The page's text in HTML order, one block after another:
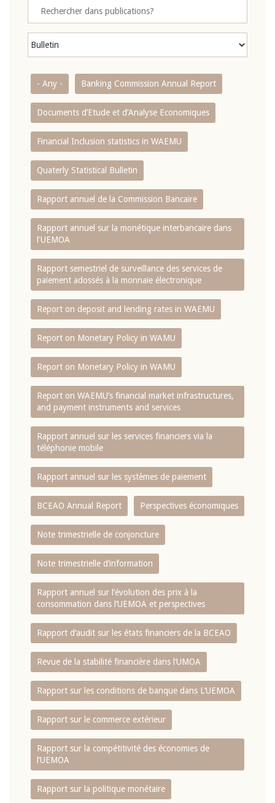
- Any - Banking Commission Annual Report
Documents d’Etude et d’Analyse Economiques
Financial Inclusion statistics in WAEMU
Quaterly Statistical Bulletin
Rapport annuel de la Commission Bancaire
Rapport annuel sur la monétique interbancaire dans
l'UEMOA
Rapport semestriel de surveillance des services de
paiement adossés à la monnaie électronique
Report on deposit and lending rates in WAEMU
Report on Monetary Policy in WAMU
Report on Monetary Policy in WAMU
Report on WAEMU’s financial market infrastructures,
and payment instruments and services
Rapport annuel sur les services financiers via la
téléphonie mobile
Rapport annuel sur les systèmes de paiement
BCEAO Annual Report Perspectives économiques
Note trimestrielle de conjoncture
Note trimestrielle d‘information
Rapport annuel sur l‘évolution des prix à la
consommation dans l‘UEMOA et perspectives
Rapport d‘audit sur les états financiers de la BCEAO
Revue de la stabilité financière dans l‘UMOA
Rapport sur les conditions de banque dans L‘UEMOA
Rapport sur le commerce extérieur
Rapport sur la compétitivité des économies de
l‘UEMOA
Rapport sur la politique monétaire